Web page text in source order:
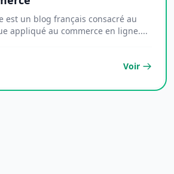
est un blog français consacré au
appliqué au commerce en ligne....
Voir